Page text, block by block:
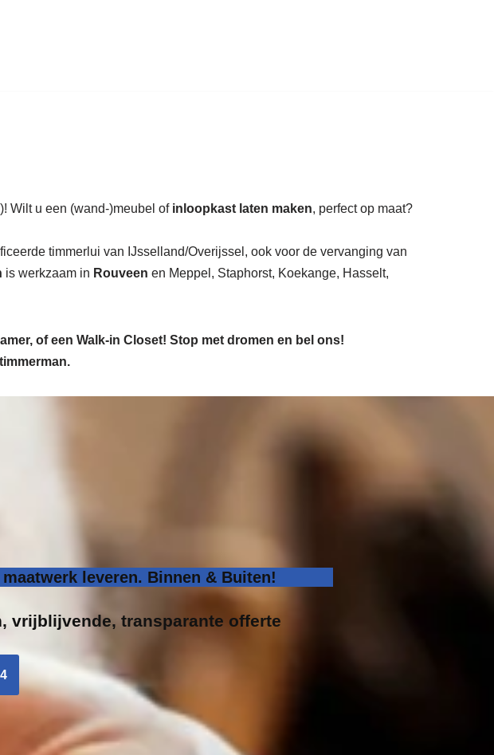
Wilt u een (wand-)meubel of inloopkast laten maken, perfect op maat?
timmerlui van IJsselland/Overijssel, ook voor de vervanging van
is werkzaam in Rouveen en Meppel, Staphorst, Koekange, Hasselt,
of een Walk-in Closet! Stop met dromen en bel ons!
leveren. Binnen & Buiten!
vrijblijvende, transparante offerte